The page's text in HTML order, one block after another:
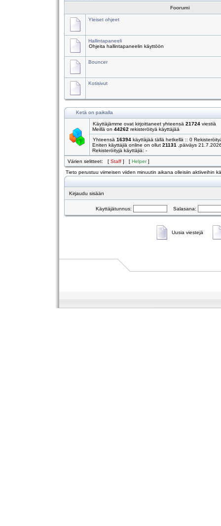
Foorumi
Yleiset ohjeet
Hallintapaneeli
Ohjeita hallintapaneelin käyttöön
Bouncer
Kotisivut
Ketä on paikalla
Käyttäjämme ovat kirjoittaneet yhteensä 21724 viestiä
Meillä on 44262 rekisteröityä käyttäjää
Yhteensä 16394 käyttäjää tällä hetkellä :: 0
Eniten käyttäjiä online on ollut 21131
,päiväys
Rekisteröityjä käyttäjiä: -
Värien selitteet: [ Staff ] [ Helper]
Tieto perustuu viimeisen viiden minuutin aikana olleisiin aktiiveihin
Kirjaudu sisään
Käyttäjätunnus: Salasana:
Uusia viestejä